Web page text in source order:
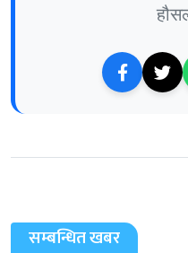
सम्बन्धित खबर